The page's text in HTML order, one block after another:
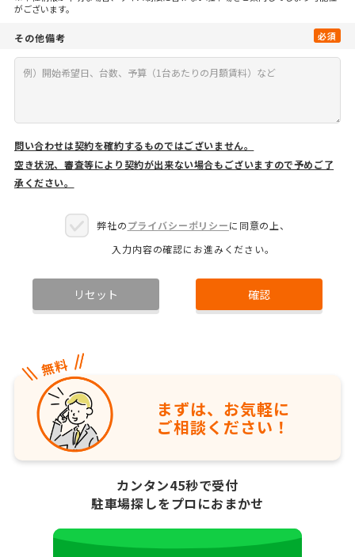
がございます。
その他備考 必須
問い合わせは契約を確約するものではございません。
空き状況、審査等により契約が出来ない場合もございますので予めご了
承ください。
弊社のプライバシーポリシーに同意の上、
入力内容の確認にお進みください。
リセット 確認
まずは、お気軽に
ご相談ください！
カンタン45秒で受付
駐車場探しをプロにおまかせ